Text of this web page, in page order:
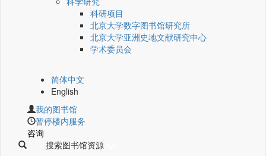
科研项目
北京大学数字图书馆研究所
北京大学亚洲史地文献研究中心
学术委员会
简体中文
English
我的图书馆
暂停楼内服务
咨询
搜索图书馆资源